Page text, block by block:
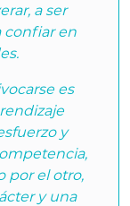
a ser
confiar en
es
y
por el otro,
y una